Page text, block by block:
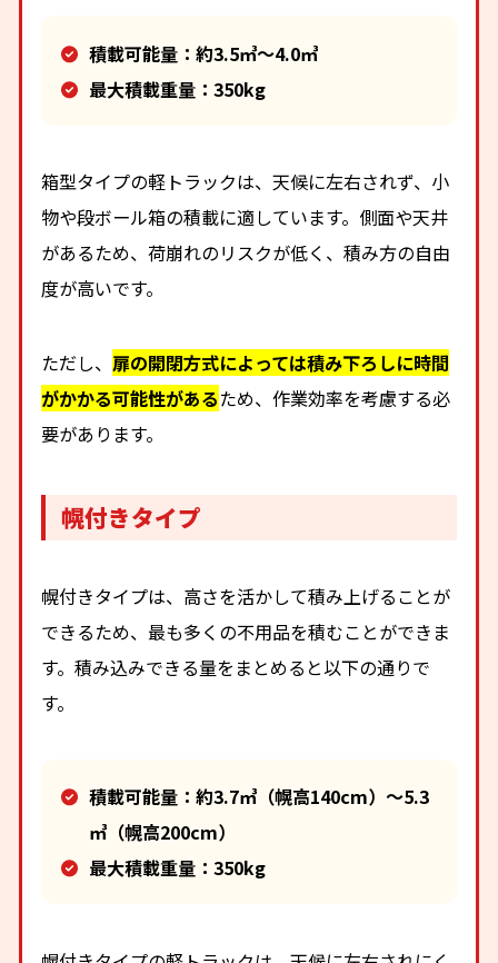
積載可能量：約3.5㎥～4.0㎥
最大積載重量：350kg
箱型タイプの軽トラックは、天候に左右されず、小
物や段ボール箱の積載に適しています。側面や天井
があるため、荷崩れのリスクが低く、積み方の自由
度が高いです。
ただし、 扉の開閉方式によっては積み下ろしに時間
がかかる可能性があるため、作業効率を考慮する必
要があります。
幌付きタイプ
幌付きタイプは、高さを活かして積み上げることが
できるため、最も多くの不用品を積むことができま
す。積み込みできる量をまとめると以下の通りで
す。
積載可能量：約3.7㎥（幌高140cm）～5.3
㎥（幌高200cm）
最大積載重量：350kg